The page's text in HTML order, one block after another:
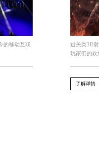
响应式设计、智能
紧跟时代的发展，不